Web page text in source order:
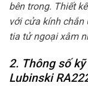
bên trong. Thiết
với cửa kính chắn
tia tử ngoại xâm
2. Thông số kỹ
Lubinski